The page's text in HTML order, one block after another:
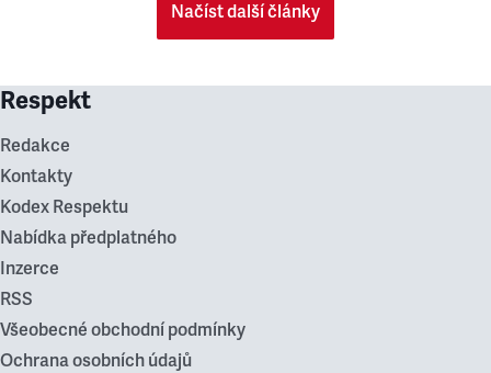
Načíst další články
Respekt
Redakce
Kontakty
Kodex Respektu
Nabídka předplatného
Inzerce
RSS
Všeobecné obchodní podmínky
Ochrana osobních údajů